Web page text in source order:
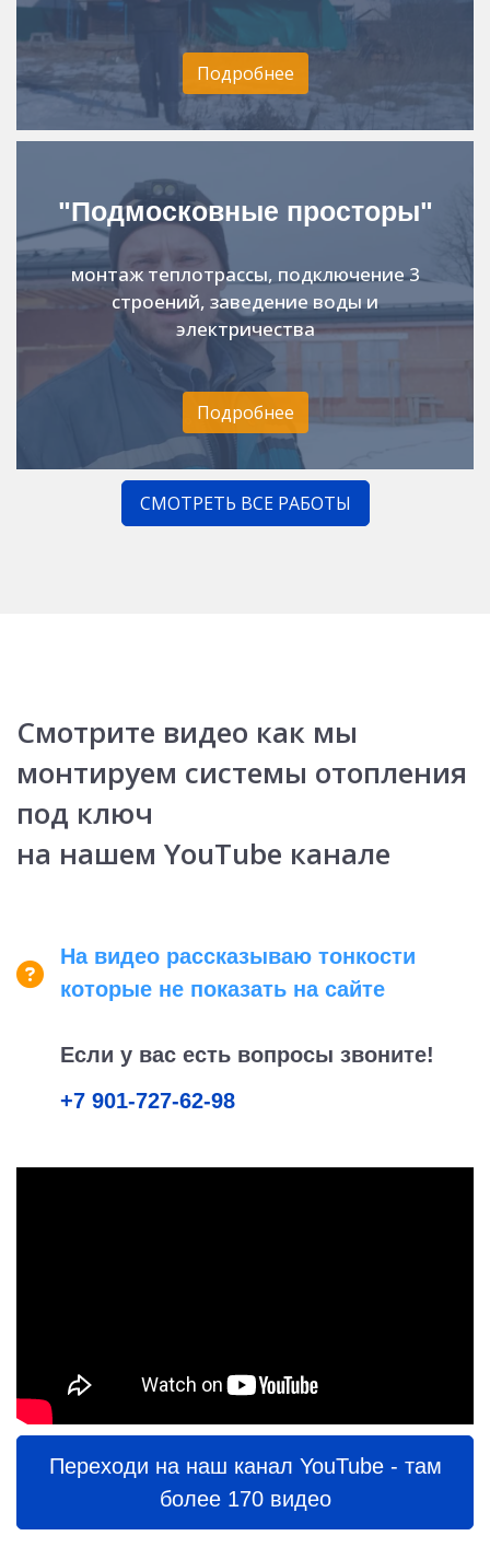
Подробнее
"Подмосковные просторы"
монтаж теплотрассы, подключение 3
строений, заведение воды и
электричества
Подробнее
СМОТРЕТЬ ВСЕ РАБОТЫ
Смотрите видео как мы
монтируем системы отопления
под ключ
на нашем YouTube канале
На видео рассказываю тонкости
которые не показать на сайте
Если у вас есть вопросы звоните!
+7 901-727-62-98
Переходи на наш канал YouTube - там
более 170 видео